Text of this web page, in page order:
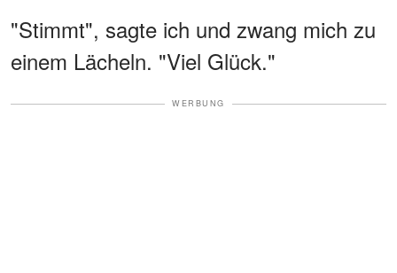
"Stimmt", sagte ich und zwang mich zu
einem Lächeln. "Viel Glück."
WERBUNG